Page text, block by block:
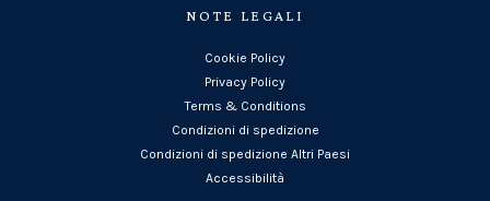
NOTE LEGALI
Cookie Policy
Privacy Policy
Terms & Conditions
Condizioni di spedizione
Condizioni di spedizione Altri Paesi
Accessibilità